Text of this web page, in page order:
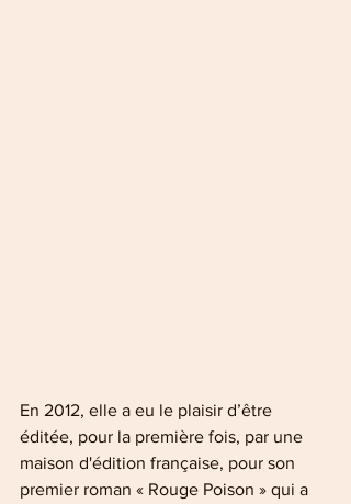
En 2012, elle a eu le plaisir d’être
éditée, pour la première fois, par une
maison d'édition française, pour son
premier roman « Rouge Poison » qui a